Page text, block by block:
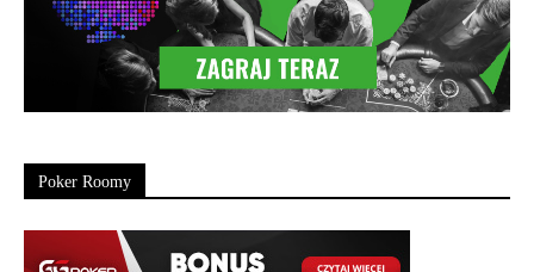
Poker Roomy